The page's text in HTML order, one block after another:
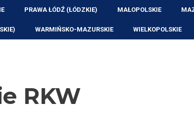
PRAWA ŁÓDŹ (ŁÓDZKIE) MAŁOPOLSKIE
WARMIŃSKO-MAZURSKIE WIELKOPOLSKIE
RKW